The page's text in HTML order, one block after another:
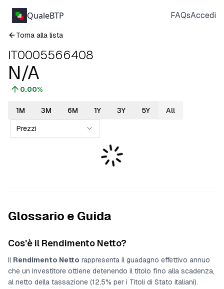
QualeBTP FAQsAccedi
Torna alla lista
IT0005566408
N/A
0.00%
1M 3M 6M 1Y 3Y 5Y
All
Prezzi
Glossario e Guida
Cos'è il Rendimento Netto?
Il Rendimento Netto rappresenta il guadagno effettivo annuo
che un investitore ottiene detenendo il titolo fino alla scadenza,
al netto della tassazione (12,5% per i Titoli di Stato italiani).